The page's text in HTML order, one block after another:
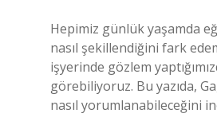
Hepimiz günlük yaşamda
nasıl şekillendiğini fark
işyerinde gözlem
görebiliyoruz. Bu yazıda,
nasıl yorumlanabileceğini